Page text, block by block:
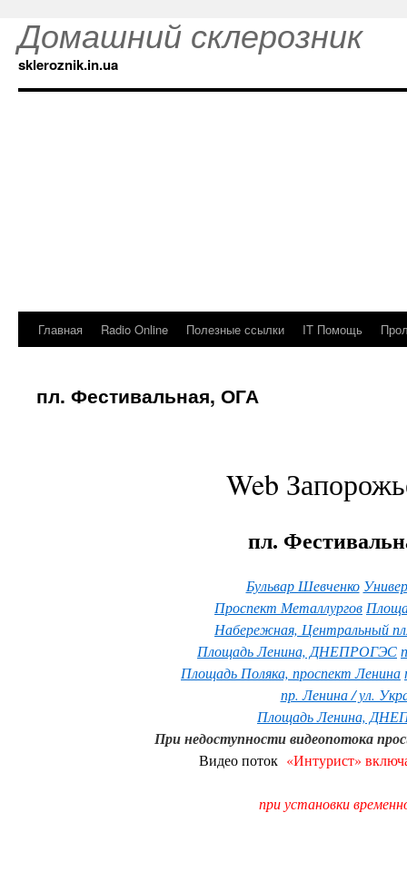
Домашний склерозник
skleroznik.in.ua
Главная Radio Online Полезные ссылки IT Помощь
пл. Фестивальная, ОГА
Web
пл.
Бульвар Шевченко
Проспект Металлургов
Набережная, Центральный
Площадь Ленина, ДНЕПРОГЭС
Площадь Поляка, проспект Ленина
пр. Ленина / ул.
Площадь Ленина,
При недоступности видеопотока
Видео поток «Интурист»
при установки